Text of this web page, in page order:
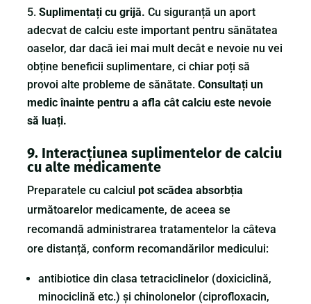
Suplimentați cu grijă.Cu siguranță un aport
adecvat de calciu este important pentru sănătatea
oaselor, dar dacă iei mai mult decât e nevoie nu vei
obține beneficii suplimentare, ci chiar poți să
provoi alte probleme de sănătate. Consultați un
medic înainte pentru a afla cât calciu este nevoie
să luați.
9. Interacțiunea suplimentelor de calciu
cu alte medicamente
Preparatele cu calciulpot scădea absorbția
următoarelor medicamente, de aceea se
recomandă administrarea tratamentelor la câteva
ore distanță, conform recomandărilor medicului:
antibiotice din clasa tetraciclinelor (doxiciclină,
minociclină etc.) și chinolonelor (ciprofloxacin,